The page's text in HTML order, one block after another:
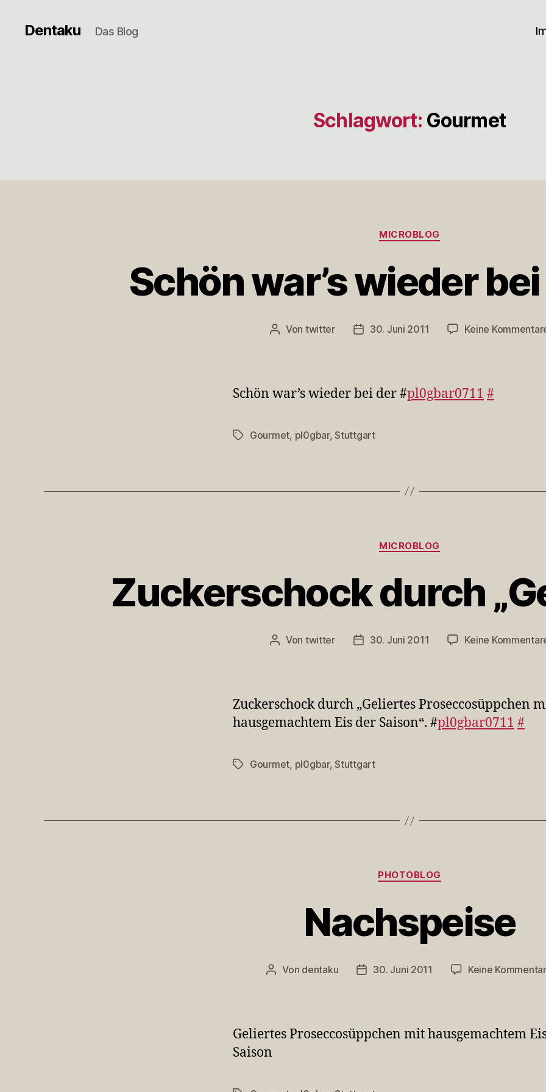
Dentaku Das Blog
Schlagwort: Gourmet
Kategorien
MICROBLOG
Schön war’s wieder
Beitragsautor
Von twitter Veröffentlichungsdatum
30. Juni 2011 Keine
Schön war’s wieder bei der #pl0gbar0711 #
Schlagwörter
Gourmet, pl0gbar,Stuttgart
Kategorien
MICROBLOG
Zuckerschock durch
Beitragsautor
Von twitter Veröffentlichungsdatum
30. Juni 2011 Keine
Zuckerschock durch „Geliertes Proseccosüppchen
hausgemachtem Eis der Saison“. #pl0gbar0711 #
Schlagwörter
Gourmet, pl0gbar,Stuttgart
Kategorien
PHOTOBLOG
Nachspeise
Beitragsautor
Von dentaku Veröffentlichungsdatum
30. Juni 2011 Keine
Geliertes Proseccosüppchen mit hausgemachtem
Saison